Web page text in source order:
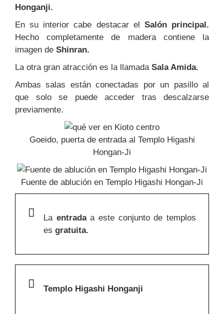
Honganji.
En su interior cabe destacar el Salón principal.
Hecho completamente de madera contiene la
imagen de Shinran.
La otra gran atracción es la llamadaSala Amida.
Ambas salas están conectadas por un pasillo al
que solo se puede acceder tras descalzarse
previamente.
Goeido, puerta de entrada al Templo Higashi
Hongan-Ji
Fuente de ablución en Templo Higashi Hongan-Ji
La entradaa este conjunto de templos
es gratuita.
Templo Higashi Honganji